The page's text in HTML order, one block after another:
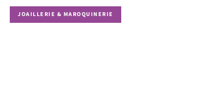
JOAILLERIE & MAROQUINERIE